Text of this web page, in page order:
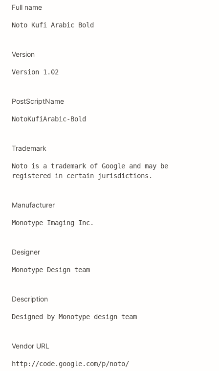
Full name
Noto Kufi Arabic Bold
Version
Version 1.02
PostScriptName
NotoKufiArabic-Bold
Trademark
Noto is a trademark of Google and may be
registered in certain jurisdictions.
Manufacturer
Monotype Imaging Inc.
Designer
Monotype Design team
Description
Designed by Monotype design team
Vendor URL
http://code.google.com/p/noto/